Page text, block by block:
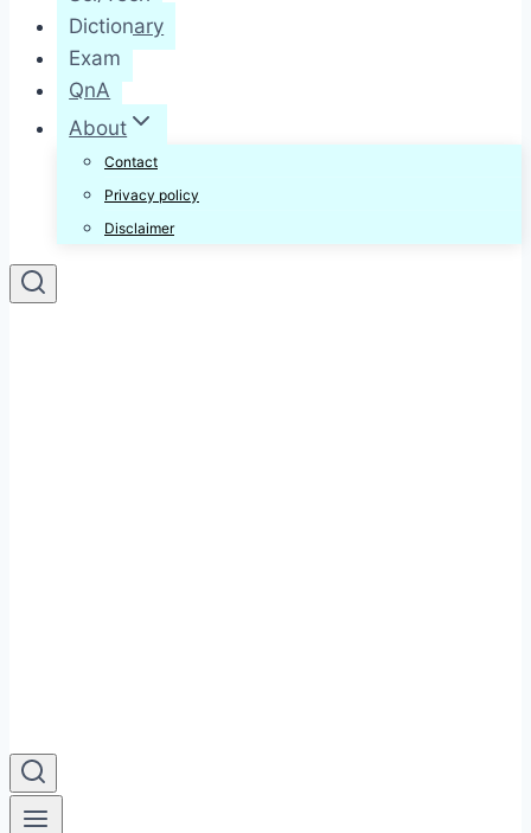
Dictionary
Exam
QnA
About
Contact
Privacy policy
Disclaimer